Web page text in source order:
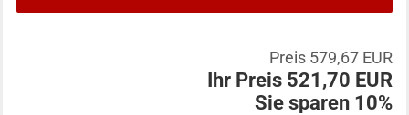
Preis 579,67 EUR
Ihr Preis 521,70 EUR
Sie sparen 10%